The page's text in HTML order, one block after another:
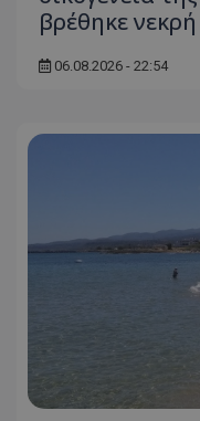
βρέθηκε
06.08.2026 - 22:54